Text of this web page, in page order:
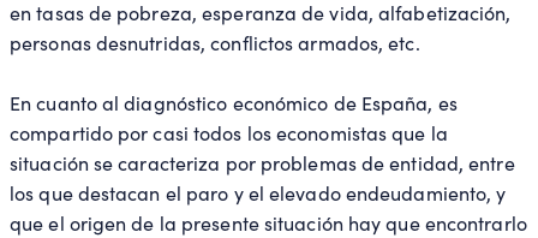
en tasas de pobreza, esperanza de vida, alfabetización,
personas desnutridas, conflictos armados, etc.
En cuanto al diagnóstico económico de España, es
compartido por casi todos los economistas que la
situación se caracteriza por problemas de entidad, entre
los que destacan el paro y el elevado endeudamiento, y
que el origen de la presente situación hay que encontrarlo